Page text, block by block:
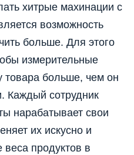
хитрые махинации с
возможность
больше. Для этого
измерительные
товара больше, чем он
Каждый сотрудник
нарабатывает свои
их искусно и
продуктов в